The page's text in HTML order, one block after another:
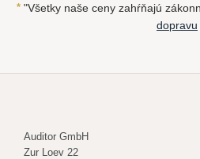
* "Všetky naše ceny zahŕňajú
dopravu
Auditor GmbH
Zur Loev 22